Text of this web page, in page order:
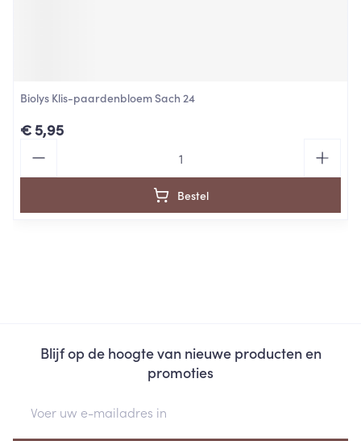
Biolys Klis-paardenbloem Sach 24
€ 5,95
Bestel
Blijf op de hoogte van nieuwe producten en
promoties